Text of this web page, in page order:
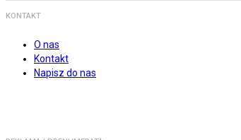
KONTAKT
O nas
Kontakt
Napisz do nas